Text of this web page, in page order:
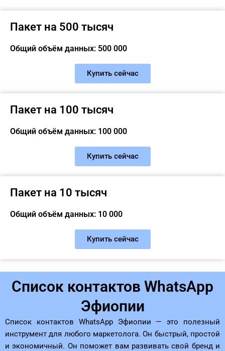
Пакет на 500 тысяч
Общий объём данных: 500 000
Купить сейчас
Пакет на 100 тысяч
Общий объём данных: 100 000
Купить сейчас
Пакет на 10 тысяч
Общий объём данных: 10 000
Купить сейчас
Список контактов WhatsApp
Эфиопии
Список контактов WhatsApp Эфиопии — это полезный
инструмент для любого маркетолога. Он быстрый, простой
и экономичный. Он поможет вам развивать свой бренд и